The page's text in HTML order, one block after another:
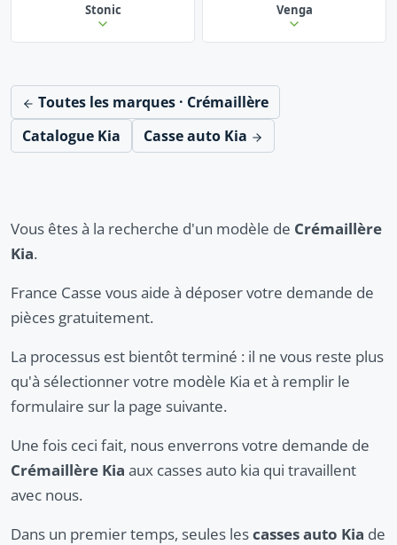
Stonic Venga
Toutes les marques · Crémaillère
Catalogue Kia
Casse auto Kia
Vous êtes à la recherche d'un modèle de Crémaillère
Kia.
France Casse vous aide à déposer votre demande de
pièces gratuitement.
La processus est bientôt terminé : il ne vous reste plus
qu'à sélectionner votre modèle Kia et à remplir le
formulaire sur la page suivante.
Une fois ceci fait, nous enverrons votre demande de
Crémaillère Kia aux casses auto kia qui travaillent
avec nous.
Dans un premier temps, seules lescasses auto Kia de